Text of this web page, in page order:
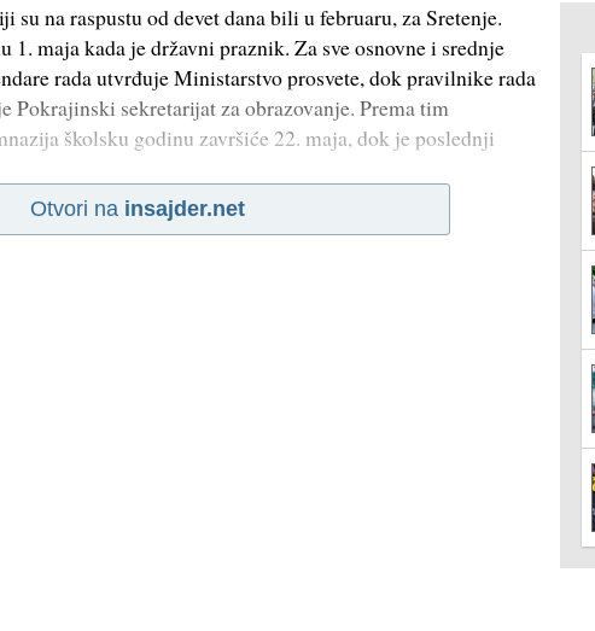
na raspustu od devet dana bili u februaru, za Sretenje.
maja kada je državni praznik. Za sve osnovne i srednje
rada utvrđuje Ministarstvo prosvete, dok pravilnike rada
Pokrajinski sekretarijat za obrazovanje. Prema tim
školsku godinu završiće 22. maja, dok je poslednji
Otvori na insajder.net